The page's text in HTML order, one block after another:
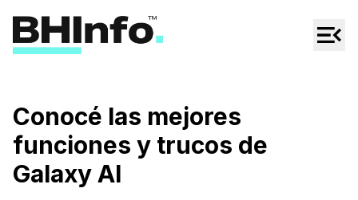
Regionales
Espectáculos
Tecno
Conocé las mejores
funciones y trucos de
Galaxy AI